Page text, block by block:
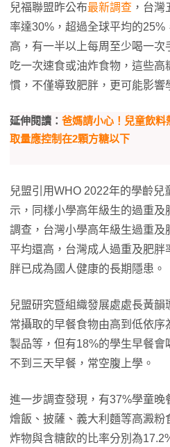
兒福聯盟昨公布最新調查 ，台
率達30%，超過全球平均的25%
高，有一半以上每周至少喝一
吃一次速食或油炸食物，這些
慣，不僅導致肥胖，更可能影響
延伸閱讀： 爸媽請小心！兒童飲
取量應控制在2顆方糖以下
兒盟引用WHO 2022年的學齡兒
示，同樣小學高年級生的過重
調查，台灣小學高年級生過重及
平均還高，台灣成人過重及肥
胖已成為國人健康的長期隱患。
兒盟研究暨組織發展處處長黃
常攝取的早餐食物由高到低依
製品等，但有18%的學生早餐
不到三天早餐，常空腹上學。
進一步調查發現，有37%學童晚
燴飯、披薩、義大利麵等高澱粉
炸物與含糖飲的比率分別為